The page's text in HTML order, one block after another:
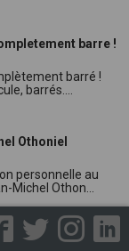
barre !
barré !
barrés....
Othoniel
personnelle au
Michel Othon...
en pointe!